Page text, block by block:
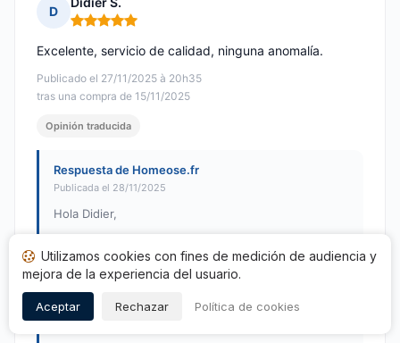
D
Nota: 5 de 5
Publicado el 27/11/2025 à 20h35
tras una compra de 15/11/2025
Excelente, servicio de calidad, ninguna anomalía.
Opinión traducida
Respuesta de Homeose.fr
Publicada el 28/11/2025
Hola Didier,
calificación de 5/5! Estamos encantados de que
nuestro servicio haya cumplido con sus
expectativas. Su satisfacción es nuestra prioridad.
No dude en volver a contactarnos si necesita algo.
Utilizamos cookies con fines de medición de audiencia y
mejora de la experiencia del usuario.
Aceptar Rechazar Política de cookies